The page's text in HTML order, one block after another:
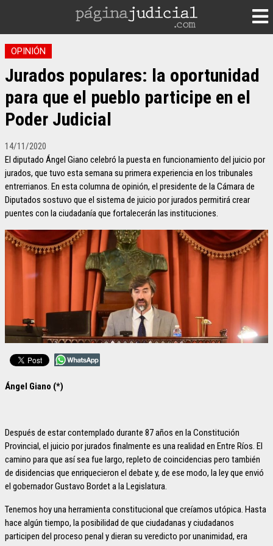
OPINIÓN
Jurados populares: la oportunidad
para que el pueblo participe en el
Poder Judicial
14/11/2020
El diputado Ángel Giano celebró la puesta en funcionamiento del juicio por
jurados, que tuvo esta semana su primera experiencia en los tribunales
entrerrianos. En esta columna de opinión, el presidente de la Cámara de
Diputados sostuvo que el sistema de juicio por jurados permitirá crear
puentes con la ciudadanía que fortalecerán las instituciones.
Ángel Giano (*)
Después de estar contemplado durante 87 años en la Constitución
Provincial, el juicio por jurados finalmente es una realidad en Entre Ríos. El
camino para que así sea fue largo, repleto de coincidencias pero también
de disidencias que enriquecieron el debate y, de ese modo, la ley que envió
el gobernador Gustavo Bordet a la Legislatura.
Tenemos hoy una herramienta constitucional que creíamos utópica. Hasta
hace algún tiempo, la posibilidad de que ciudadanas y ciudadanos
participen del proceso penal y dieran su veredicto por unanimidad, era